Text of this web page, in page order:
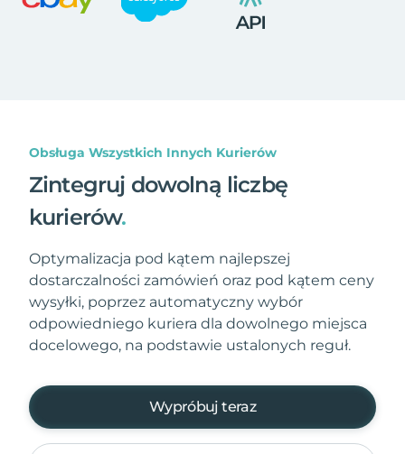
Obsługa Wszystkich Innych Kurierów
Zintegruj dowolną liczbę
kurierów.
Optymalizacja pod kątem najlepszej
dostarczalności zamówień oraz pod kątem ceny
wysyłki, poprzez automatyczny wybór
odpowiedniego kuriera dla dowolnego miejsca
docelowego, na podstawie ustalonych reguł.
Wypróbuj teraz